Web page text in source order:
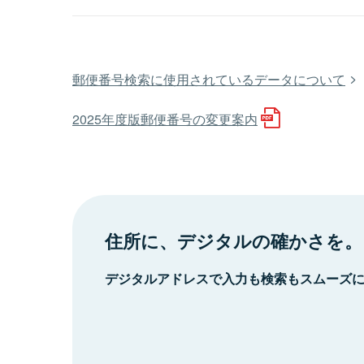
郵便番号検索に使用されているデータについて
2025年度版郵便番号の変更案内
住所に、デジタルの確かさを。
デジタルアドレスで入力も検索もスムーズ